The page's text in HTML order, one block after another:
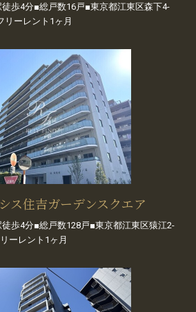
歩4分■総戸数16戸■東京都江東区森下4-
リーレント1ヶ月
ス住吉ガーデンスクエア
歩4分■総戸数128戸■東京都江東区猿江2-
ーレント1ヶ月